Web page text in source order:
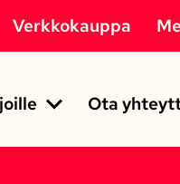
Ota
Verkkokauppa